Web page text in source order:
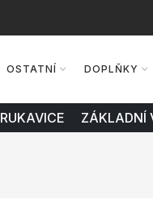
OSTATNÍ DOPLŇKY
ZÁKLADNÍ